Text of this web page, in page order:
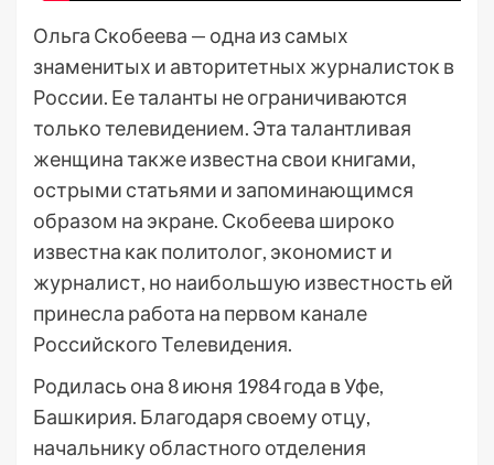
Ольга Скобеева — одна из самых
знаменитых и авторитетных журналисток в
России. Ее таланты не ограничиваются
только телевидением. Эта талантливая
женщина также известна свои книгами,
острыми статьями и запоминающимся
образом на экране. Скобеева широко
известна как политолог, экономист и
журналист, но наибольшую известность ей
принесла работа на первом канале
Российского Телевидения.
Родилась она 8 июня 1984 года в Уфе,
Башкирия. Благодаря своему отцу,
начальнику областного отделения